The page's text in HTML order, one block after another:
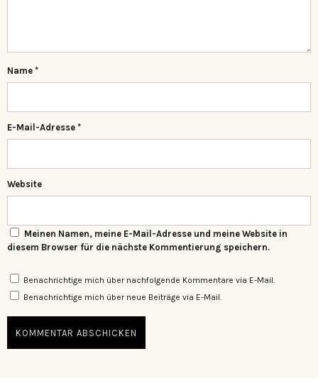
Name *
E-Mail-Adresse *
Website
Meinen Namen, meine E-Mail-Adresse und meine Website in
diesem Browser für die nächste Kommentierung speichern.
Benachrichtige mich über nachfolgende Kommentare via E-Mail.
Benachrichtige mich über neue Beiträge via E-Mail.